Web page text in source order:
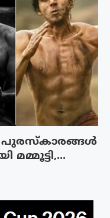
പുരസ്‌കാരങ്ങള്‍
മമ്മൂട്ടി,...